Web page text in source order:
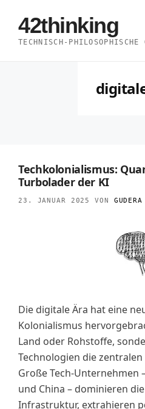
Inhalt
springen
42thinking
TECHNISCH-PHILOSOPHISCHE
Techkolonialismus:
Turbolader der KI
23. JANUAR 2025 VON GUDERA
Die digitale Ära hat eine
Kolonialismus
Land oder Rohstoffe,
Technologien die zentralen
Große Tech-Unternehmen
und China – dominieren
Infrastruktur, extrahieren